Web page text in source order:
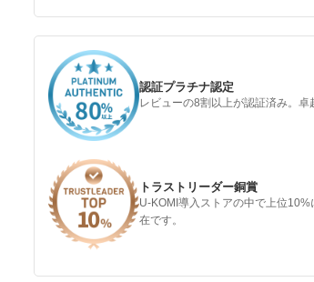
認証プラチナ認定
レビューの8割以上が認証済み。卓
トラストリーダー銅賞
U-KOMI導入ストアの中で上位
在です。